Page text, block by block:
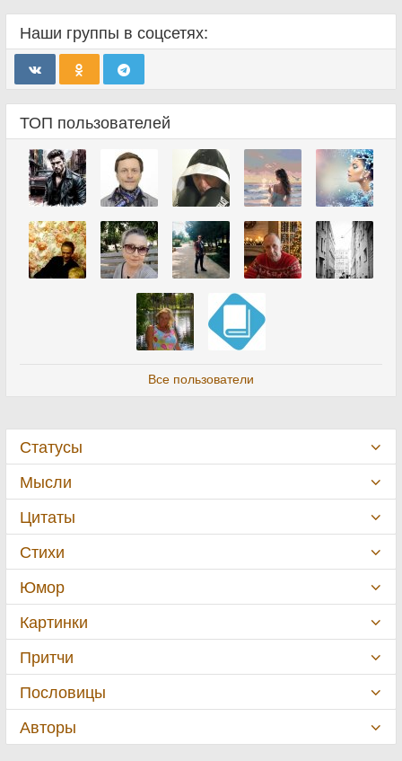
Наши группы в соцсетях:
ТОП пользователей
Все пользователи
Статусы
Мысли
Цитаты
Стихи
Юмор
Картинки
Притчи
Пословицы
Авторы